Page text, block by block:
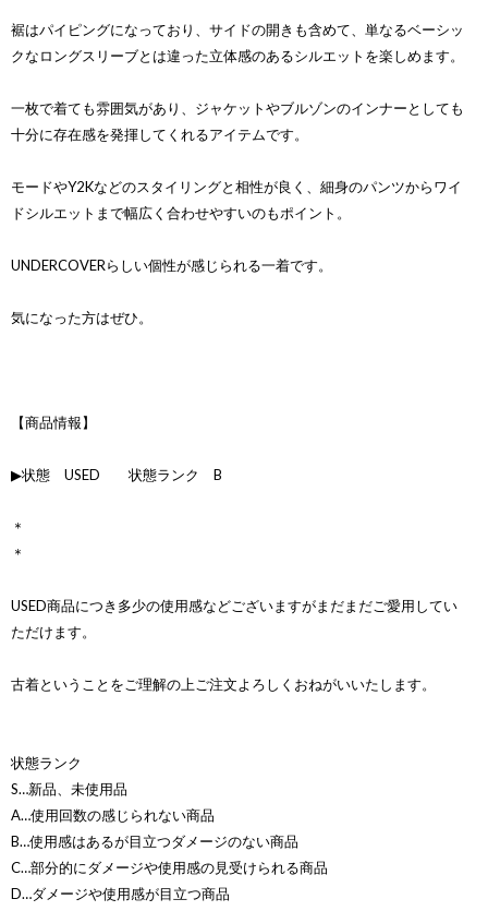
裾はパイピングになっており、サイドの開きも含めて、単なるベーシッ
クなロングスリーブとは違った立体感のあるシルエットを楽しめます。
一枚で着ても雰囲気があり、ジャケットやブルゾンのインナーとしても
十分に存在感を発揮してくれるアイテムです。
モードやY2Kなどのスタイリングと相性が良く、細身のパンツからワイ
ドシルエットまで幅広く合わせやすいのもポイント。
UNDERCOVERらしい個性が感じられる一着です。
気になった方はぜひ。
【商品情報】
▶状態 USED 状態ランク B
＊
＊
USED商品につき多少の使用感などございますがまだまだご愛用してい
ただけます。
古着ということをご理解の上ご注文よろしくおねがいいたします。
状態ランク
S…新品、未使用品
A…使用回数の感じられない商品
B…使用感はあるが目立つダメージのない商品
C…部分的にダメージや使用感の見受けられる商品
D…ダメージや使用感が目立つ商品